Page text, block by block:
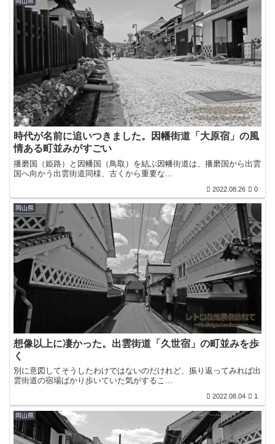
時代が名前に追いつきました。因幡街道「大原宿」の風
情ある町並みがすごい
播磨国（姫路）と因幡国（鳥取）を結ぶ因幡街道は、播磨国から出雲
国へ向かう出雲街道同様、古くから重要な...
2022.08.26 0
岡山県
想像以上に凄かった。出雲街道「久世宿」の町並みを歩
く
別に意図してそうしたわけではないのだけれど、振り返ってみれば出
雲街道の宿場ばかり歩いていた気がするこ...
2022.08.04 1
岡山県